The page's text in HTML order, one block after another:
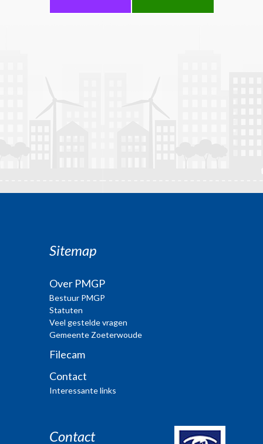
Sitemap
Over PMGP
Bestuur PMGP
Statuten
Veel gestelde vragen
Gemeente Zoeterwoude
Filecam
Contact
Interessante links
Contact